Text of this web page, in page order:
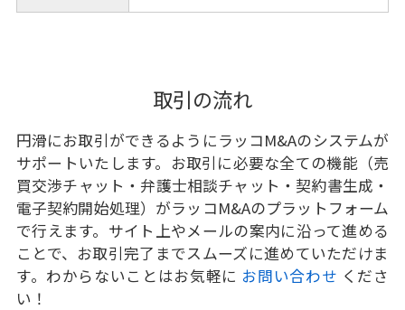
取引の流れ
円滑にお取引ができるようにラッコM&Aのシステムが
サポートいたします。お取引に必要な全ての機能（売
買交渉チャット・弁護士相談チャット・契約書生成・
電子契約開始処理）がラッコM&Aのプラットフォーム
で行えます。サイト上やメールの案内に沿って進める
ことで、お取引完了までスムーズに進めていただけま
す。わからないことはお気軽に お問い合わせ くださ
い！